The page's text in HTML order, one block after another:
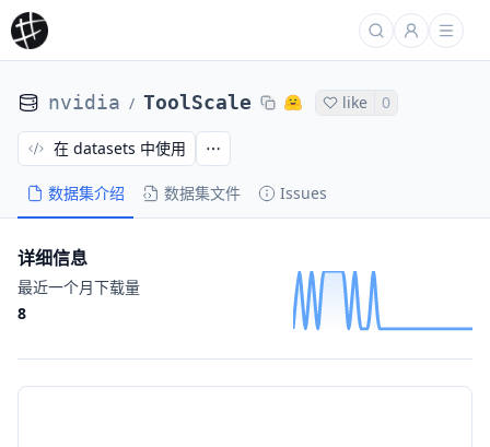
nvidia / ToolScale like 0
数据集介绍 数据集文件 Issues
在 datasets 中使用
详细信息
最近一个月下载量
8